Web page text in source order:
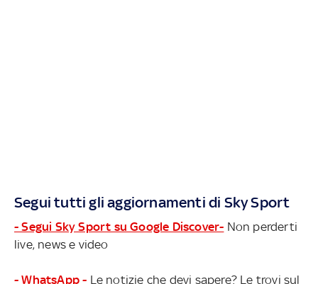
Segui tutti gli aggiornamenti di Sky Sport
- Segui Sky Sport su Google Discover- Non perderti
live, news e video
- WhatsApp - Le notizie che devi sapere? Le trovi sul